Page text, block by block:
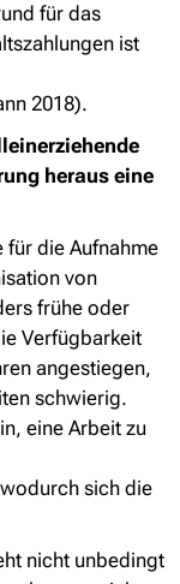
für das
ist
2018).
heraus eine
für die Aufnahme
von
frühe oder
Verfügbarkeit
angestiegen,
schwierig.
eine Arbeit zu
sich die
nicht unbedingt